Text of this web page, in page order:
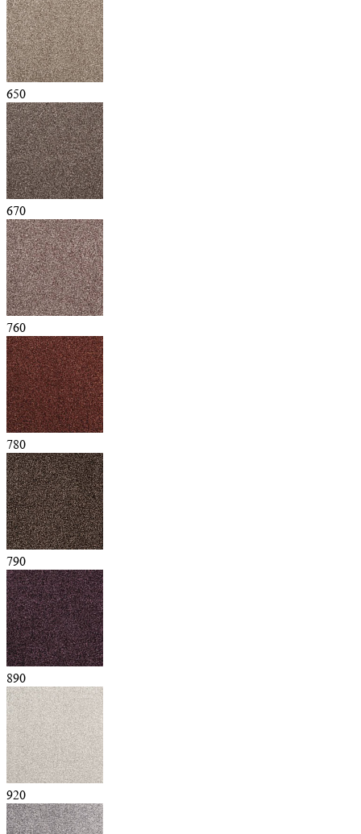
650
670
760
780
790
890
920